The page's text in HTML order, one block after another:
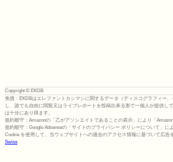
Copyright © EKDB
免債：EKDBはエレファントカシマシに関するデータ（ディスコグラフィー
し、誰でも自由に閲覧又はライブレポートを投稿出来る形で一個人が提供し
は十分にあり得ます。
規約順守：Amazonの「乙がアソシエイトであることの表示」により「
規約順守：Google Adsenseの「サイトのプライバシー ポリシーについて」に
Cookie を使用して、当ウェブサイトへの過去のアクセス情報に基づいて広告
Swiss